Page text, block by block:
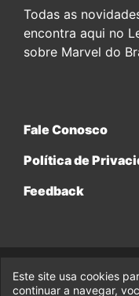
Todas as
encontra aqui no
sobre Marvel do
Fale Conosco
Política de
Feedback
© 2017-2026
Este site usa cookies
continuar a navegar,